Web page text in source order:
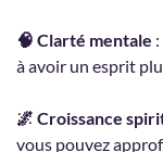
🧠 Clarté mentale
à avoir un esprit
🌌 Croissance
vous pouvez